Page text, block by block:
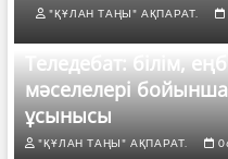
"ҚҰЛАН ТАҢЫ" АҚПАРАТ.
Теледебат: білім,
мәселелері
ұсынысы
"ҚҰЛАН ТАҢЫ" АҚПАРАТ.